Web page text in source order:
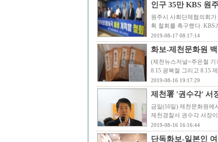
인구 35만 KBS 원
원주시 사회단체협의회
획 철회를 촉구했다. KBS
2019-08-17 08:17:14
화보-제천문화원
(제천뉴스저널=주은철 기
8.15 광복절 그리고 8.15
2019-08-16 19:17:29
제천署 '권수각' 서
금일(16일) 제천문화원에
제천경찰서 권수각 서장
2019-08-16 16:16:44
단독화보-일본인